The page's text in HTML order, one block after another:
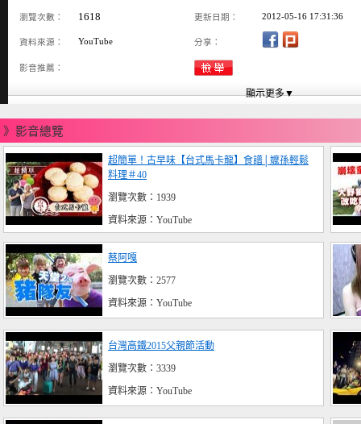
瀏覽次數： 1618 更新日期： 2012-05-16 17:31:36
資料來源： YouTube 分享：
影音推薦：
》影音總覽
超簡單！古早味【台式馬卡龍】食譜│嬤孫輕鬆
料理＃40
瀏覽次數：1939
資料來源：YouTube
蔡阿嘎
瀏覽次數：2577
資料來源：YouTube
台灣高鐵2015父親節活動
瀏覽次數：3339
資料來源：YouTube